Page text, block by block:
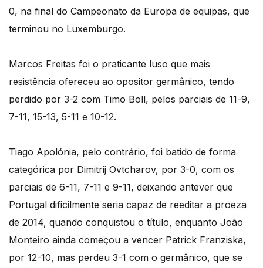
0, na final do Campeonato da Europa de equipas, que
terminou no Luxemburgo.
Marcos Freitas foi o praticante luso que mais
resistência ofereceu ao opositor germânico, tendo
perdido por 3-2 com Timo Boll, pelos parciais de 11-9,
7-11, 15-13, 5-11 e 10-12.
Tiago Apolónia, pelo contrário, foi batido de forma
categórica por Dimitrij Ovtcharov, por 3-0, com os
parciais de 6-11, 7-11 e 9-11, deixando antever que
Portugal dificilmente seria capaz de reeditar a proeza
de 2014, quando conquistou o título, enquanto João
Monteiro ainda começou a vencer Patrick Franziska,
por 12-10, mas perdeu 3-1 com o germânico, que se